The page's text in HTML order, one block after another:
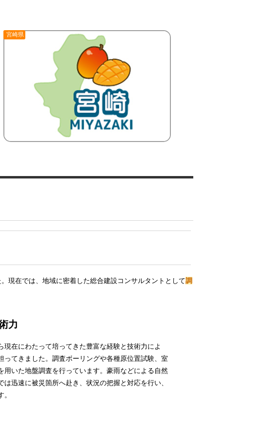
宮崎県
現在では、地域に密着した総合建設コンサルタントとして調
力
現在にわたって培ってきた豊富な経験と技術力によ
ってきました。調査ボーリングや各種原位置試験、室
用いた地盤調査を行っています。豪雨などによる自然
は迅速に被災箇所へ赴き、状況の把握と対応を行い、